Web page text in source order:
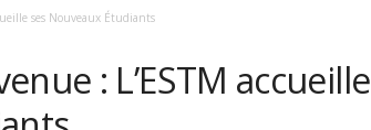
ses Nouveaux Étudiants
: L’ESTM accueille